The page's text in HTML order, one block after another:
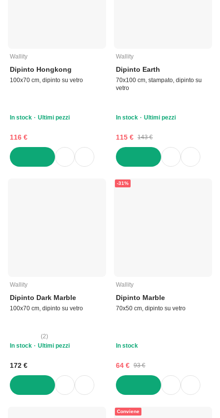
Wallity
Dipinto Hongkong
100x70 cm, dipinto su vetro
In stock Ultimi pezzi
116 €
Wallity
Dipinto Earth
70x100 cm, stampato, dipinto su
vetro
In stock Ultimi pezzi
115 € 143 €
Wallity
Dipinto Dark Marble
100x70 cm, dipinto su vetro
(2)
In stock
Ultimi pezzi
172 €
-31%
Wallity
Dipinto Marble
70x50 cm, dipinto su vetro
In stock
64 € 93 €
Conviene